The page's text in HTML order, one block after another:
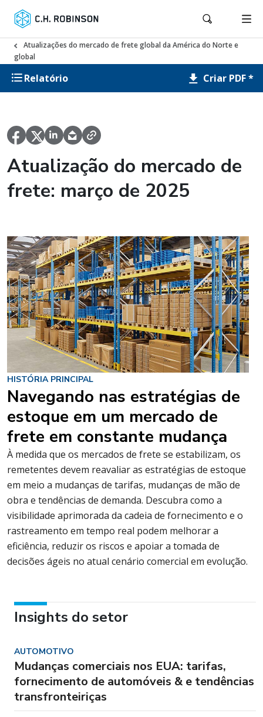
Atualizações do mercado de frete global da América do Norte e
global
Relatório Criar PDF *
Atualização do mercado de
frete: março de 2025
HISTÓRIA PRINCIPAL
Navegando nas estratégias de
estoque em um mercado de
frete em constante mudança
À medida que os mercados de frete se estabilizam, os
remetentes devem reavaliar as estratégias de estoque
em meio a mudanças de tarifas, mudanças de mão de
obra e tendências de demanda. Descubra como a
visibilidade aprimorada da cadeia de fornecimento e o
rastreamento em tempo real podem melhorar a
eficiência, reduzir os riscos e apoiar a tomada de
decisões ágeis no atual cenário comercial em evolução.
Insights do setor
AUTOMOTIVO
Mudanças comerciais nos EUA: tarifas,
fornecimento de automóveis & e tendências
transfronteiriças